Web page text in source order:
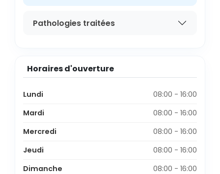
Pathologies traitées
Horaires d'ouverture
Lundi
08:00 - 16:00
Mardi
08:00 - 16:00
Mercredi
08:00 - 16:00
Jeudi
08:00 - 16:00
Dimanche
08:00 - 16:00